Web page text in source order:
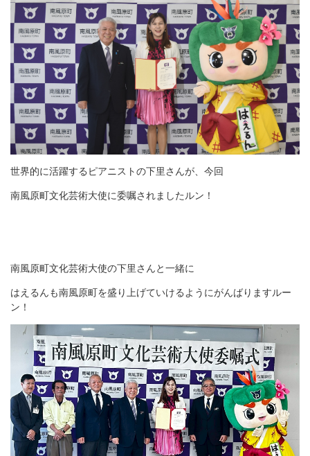
世界的に活躍するピアニストの下里さんが、今回
南風原町文化芸術大使に委嘱されましたルン！
南風原町文化芸術大使の下里さんと一緒に
はえるんも南風原町を盛り上げていけるようにがんばりますルー
ン！